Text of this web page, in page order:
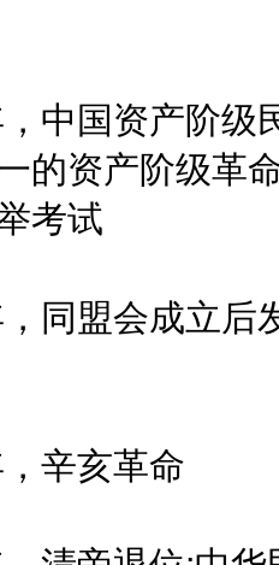
国资产阶级
的资产阶级革
考试
盟会成立后
辛亥革命